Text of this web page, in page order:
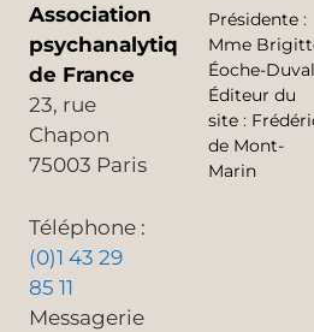
Association
psychanalytique
de France
23, rue
Chapon
75003 Paris
Téléphone :
(0)1 43 29
85 11
Messagerie
Présidente :
Mme
Éoche-Duval
Éditeur du
site :
de Mont-
Marin